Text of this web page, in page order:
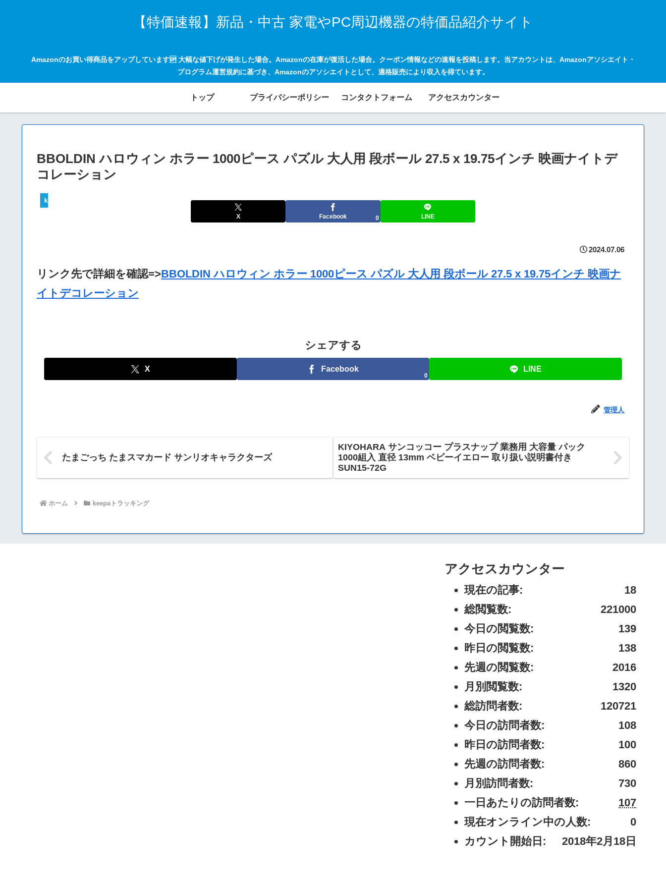
【特価速報】新品・中古 家電やPC周辺機器の特価品紹介サイト
Amazonのお買い得商品をアップしています🆙 大幅な値下げが発生した場合。Amazonの在庫が復活した場合。クーポン情報などの速報を投稿します。当アカウントは、Amazonアソシエイト・
プログラム運営規約に基づき、Amazonのアソシエイトとして、適格販売により収入を得ています。
トップ プライバシーポリシー コンタクトフォーム アクセスカウンター
BBOLDIN ハロウィン ホラー 1000ピース パズル 大人用 段ボール 27.5 x 19.75インチ 映画ナイトデ
コレーション
keepaトラッキング
X Facebook 0 LINE
2024.07.06
リンク先で詳細を確認=>BBOLDIN ハロウィン ホラー 1000ピース パズル 大人用 段ボール 27.5 x 19.75インチ 映画ナ
イトデコレーション
シェアする
X Facebook
0
LINE
管理人
たまごっち たまスマカード サンリオキャラクターズ
KIYOHARA サンコッコー プラスナップ 業務用 大容量 パック
1000組入 直径 13mm ベビーイエロー 取り扱い説明書付き
SUN15-72G
ホーム keepaトラッキング
アクセスカウンター
18
現在の記事:
221000
総閲覧数:
139
今日の閲覧数:
138
昨日の閲覧数:
2016
先週の閲覧数:
1320
月別閲覧数:
120721
総訪問者数:
108
今日の訪問者数:
100
昨日の訪問者数:
860
先週の訪問者数:
730
月別訪問者数:
107
一日あたりの訪問者数:
0
現在オンライン中の人数:
2018年2月18日
カウント開始日: